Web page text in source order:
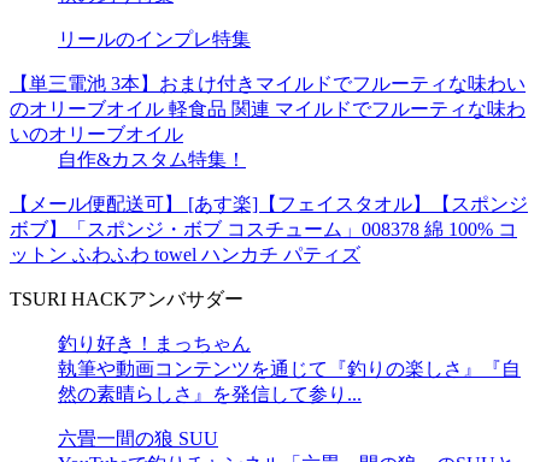
リールのインプレ特集
【単三電池 3本】おまけ付きマイルドでフルーティな味わい
のオリーブオイル 軽食品 関連 マイルドでフルーティな味わ
いのオリーブオイル
自作&カスタム特集！
【メール便配送可】 [あす楽]【フェイスタオル】【スポンジ
ボブ】「スポンジ・ボブ コスチューム」008378 綿 100% コ
ットン ふわふわ towel ハンカチ パティズ
TSURI HACKアンバサダー
釣り好き！まっちゃん
執筆や動画コンテンツを通じて『釣りの楽しさ』『自
然の素晴らしさ』を発信して参り...
六畳一間の狼 SUU